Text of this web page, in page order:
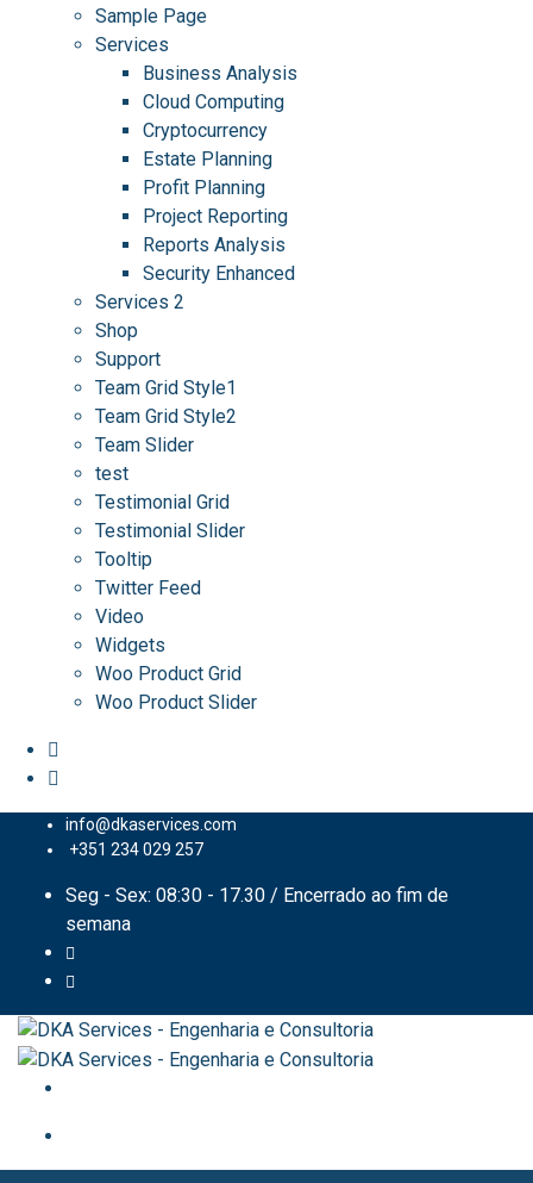
Sample Page
Services
Business Analysis
Cloud Computing
Cryptocurrency
Estate Planning
Profit Planning
Project Reporting
Reports Analysis
Security Enhanced
Services 2
Shop
Support
Team Grid Style1
Team Grid Style2
Team Slider
test
Testimonial Grid
Testimonial Slider
Tooltip
Twitter Feed
Video
Widgets
Woo Product Grid
Woo Product Slider
info@dkaservices.com
+351 234 029 257
Seg - Sex: 08:30 - 17.30 / Encerrado ao fim de
semana